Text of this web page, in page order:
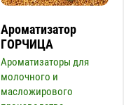
Ароматизатор
ГОРЧИЦА
Ароматизаторы для
молочного и
масложирового